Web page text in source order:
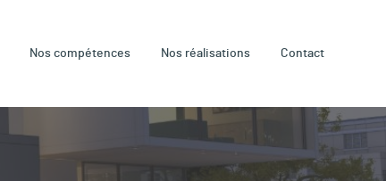
Nos compétences Nos réalisations Contact